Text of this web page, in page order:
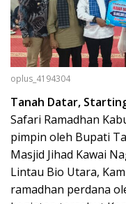
oplus_4194304
Tanah Datar,
Safari Ramadhan
pimpin oleh Bupati
Masjid Jihad Kawai
Lintau Bio Utara,
ramadhan perdana